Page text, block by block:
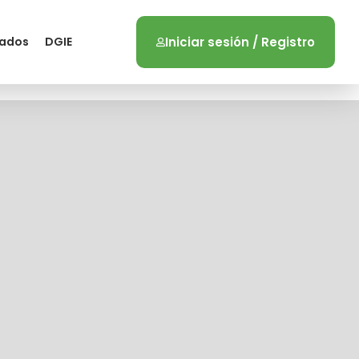
DGIE Iniciar sesión / Registro